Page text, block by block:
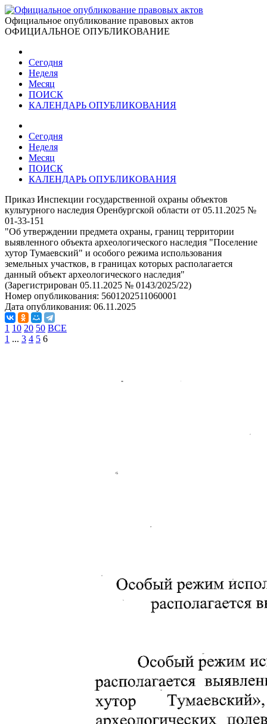
Официальное опубликование правовых актов
ОФИЦИАЛЬНОЕ ОПУБЛИКОВАНИЕ
Сегодня
Неделя
Месяц
ПОИСК
КАЛЕНДАРЬ ОПУБЛИКОВАНИЯ
Сегодня
Неделя
Месяц
ПОИСК
КАЛЕНДАРЬ ОПУБЛИКОВАНИЯ
Приказ Инспекции государственной охраны объектов
культурного наследия Оренбургской области от 05.11.2025 №
01-33-151
"Об утверждении предмета охраны, границ территории
выявленного объекта археологического наследия "Поселение
хутор Тумаевский" и особого режима использования
земельных участков, в границах которых располагается
данный объект археологического наследия"
(Зарегистрирован 05.11.2025 № 0143/2025/22)
Номер опубликования: 5601202511060001
Дата опубликования: 06.11.2025
1 10 20 50 ВСЕ
1 ... 3 4 5 6